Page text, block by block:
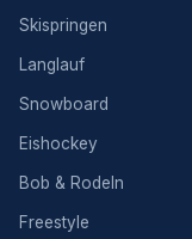
Skispringen
Langlauf
Snowboard
Eishockey
Bob & Rodeln
Freestyle